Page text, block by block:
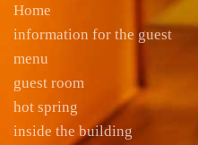
Home
information for the guest
menu
guest room
hot spring
inside the building